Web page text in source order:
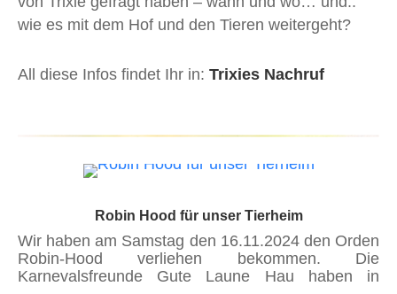
wie es mit dem Hof und den Tieren weitergeht?
All diese Infos findet Ihr in: Trixies Nachruf
Robin Hood für unser Tierheim
Wir haben am Samstag den 16.11.2024 den Orden
Robin-Hood verliehen bekommen. Die
Karnevalsfreunde Gute Laune Hau haben in